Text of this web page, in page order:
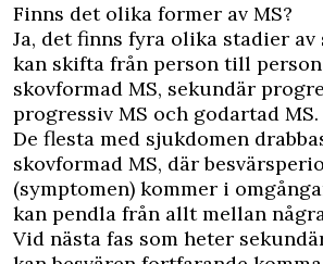
Finns det olika former av MS?
Ja, det finns fyra olika stadier av
kan skifta från person till
skovformad MS, sekundär
progressiv MS och godartad MS.
De flesta med sjukdomen
skovformad MS, där
(symptomen) kommer i
kan pendla från allt mellan
Vid nästa fas som heter